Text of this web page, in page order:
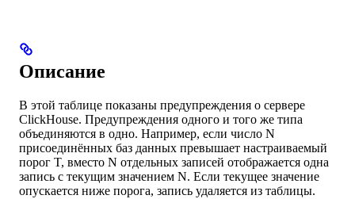
Описание
В этой таблице показаны предупреждения о сервере
ClickHouse. Предупреждения одного и того же типа
объединяются в одно. Например, если число N
присоединённых баз данных превышает настраиваемый
порог T, вместо N отдельных записей отображается одна
запись с текущим значением N. Если текущее значение
опускается ниже порога, запись удаляется из таблицы.